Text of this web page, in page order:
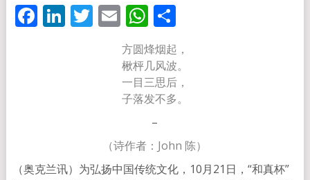
Facebook
LinkedIn
Twitter
EmailWhatsApp
分
享
方圆烽烟起，
楸枰几风波。
一目三思后，
子落发不多。
–
（诗作者：John 陈）
（奥克兰讯）为弘扬中国传统文化，10月21日，“和真杯”